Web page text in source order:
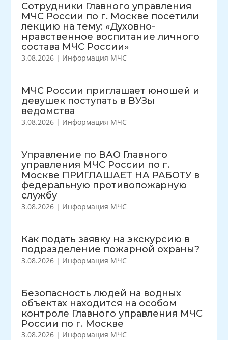
Сотрудники Главного управления
МЧС России по г. Москве посетили
лекцию на тему: «Духовно-
нравственное воспитание личного
состава МЧС России»
3.08.2026 | Информация МЧС
МЧС России приглашает юношей и
девушек поступать в ВУЗы
ведомства
3.08.2026 | Информация МЧС
Управление по ВАО Главного
управления МЧС России по г.
Москве ПРИГЛАШАЕТ НА РАБОТУ в
федеральную противопожарную
службу
3.08.2026 | Информация МЧС
Как подать заявку на экскурсию в
подразделение пожарной охраны?
3.08.2026 | Информация МЧС
Безопасность людей на водных
объектах находится на особом
контроле Главного управления МЧС
России по г. Москве
3.08.2026 | Информация МЧС